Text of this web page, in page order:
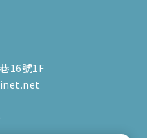
16號1F